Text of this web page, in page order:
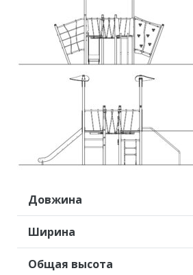
Довжина
Ширина
Общая высота